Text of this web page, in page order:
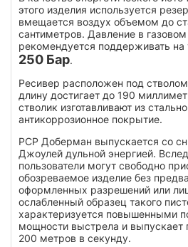
этого изделия используется
вмещается воздух объемом до
сантиметров. Давление в
рекомендуется поддерживать на
250 Бар.
Ресивер расположен под
длину достигает до 190
стволик изготавливают из
антикоррозионное покрытие.
РСР Доберман выпускается со
Джоулей дульной энергией.
пользователи могут свободно
обозреваемое изделие без
оформленных разрешений или
ослабленный образец такого
характеризуется повышенными
мощности выстрела и выпускает
200 метров в секунду.